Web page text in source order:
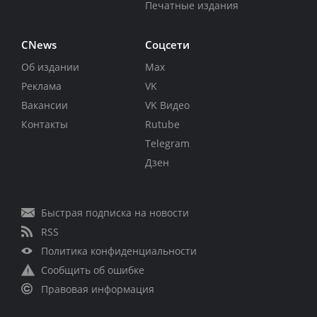
Печатные издания
CNews
Об издании
Реклама
Вакансии
Контакты
Соцсети
Max
VK
VK Видео
Rutube
Telegram
Дзен
Быстрая подписка на новости
RSS
Политика конфиденциальности
Сообщить об ошибке
Правовая информация